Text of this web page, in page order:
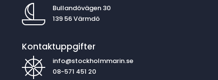
Bullandövägen 30
139 56 Värmdö
Kontaktuppgifter
info@stockholmmarin.se
08-571 451 20